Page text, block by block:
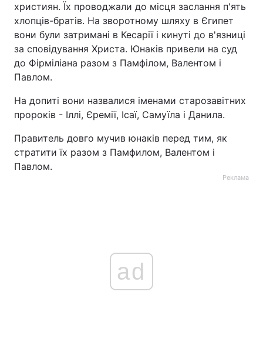
християн. Їх проводжали до місця заслання п'ять
хлопців-братів. На зворотному шляху в Єгипет
вони були затримані в Кесарії і кинуті до в'язниці
за сповідування Христа. Юнаків привели на суд
до Фірміліана разом з Памфілом, Валентом і
Павлом.
На допиті вони назвалися іменами старозавітних
пророків - Іллі, Єремії, Ісаї, Самуїла і Данила.
Правитель довго мучив юнаків перед тим, як
стратити їх разом з Памфилом, Валентом і
Павлом.
Реклама
ad